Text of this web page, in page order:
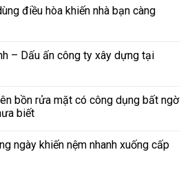
điều hòa khiến nhà bạn càng
– Dấu ấn công ty xây dựng tại
bồn rửa mặt có công dụng bất ngờ
biết
ngày khiến nệm nhanh xuống cấp